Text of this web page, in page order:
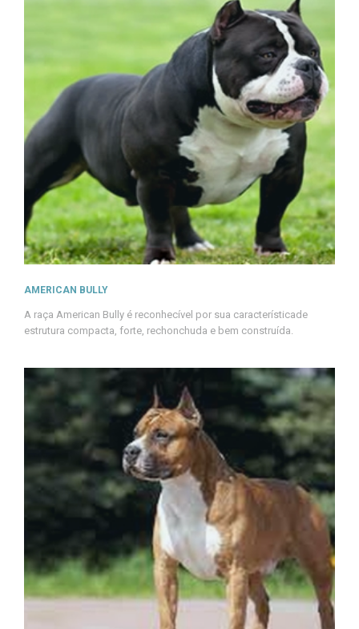
AMERICAN BULLY
A raça American Bully é reconhecível por sua característicade
estrutura compacta, forte, rechonchuda e bem construída.